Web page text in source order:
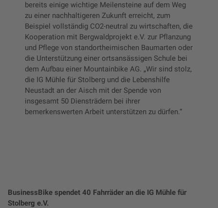
bereits einige wichtige Meilensteine auf dem Weg
zu einer nachhaltigeren Zukunft erreicht, zum
Beispiel vollständig CO2-neutral zu wirtschaften, die
Kooperation mit Bergwaldprojekt e.V. zur Pflanzung
und Pflege von standortheimischen Baumarten oder
die Unterstützung einer ortsansässigen Schule bei
dem Aufbau einer Mountainbike AG. „Wir sind stolz,
die IG Mühle für Stolberg und die Lebenshilfe
Neustadt an der Aisch mit der Spende von
insgesamt 50 Diensträdern bei ihrer
bemerkenswerten Arbeit unterstützen zu dürfen.“
BusinessBike spendet 40 Fahrräder an die IG Mühle für
Stolberg e.V.